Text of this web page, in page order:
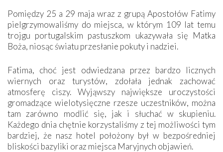
Pomiędzy 25 a 29 maja wraz z grupą Apostołów Fatimy
pielgrzymowaliśmy do miejsca, w którym 109 lat temu
trojgu portugalskim pastuszkom ukazywała się Matka
Boża, niosąc światu przesłanie pokuty i nadziei.
Fatima, choć jest odwiedzana przez bardzo licznych
wiernych oraz turystów, zdołała jednak zachować
atmosferę ciszy. Wyjąwszy największe uroczystości
gromadzące wielotysięczne rzesze uczestników, można
tam zarówno modlić się, jak i słuchać w skupieniu.
Każdego dnia chętnie korzystaliśmy z tej możliwości tym
bardziej, że nasz hotel położony był w bezpośredniej
bliskości bazyliki oraz miejsca Maryjnych objawień.